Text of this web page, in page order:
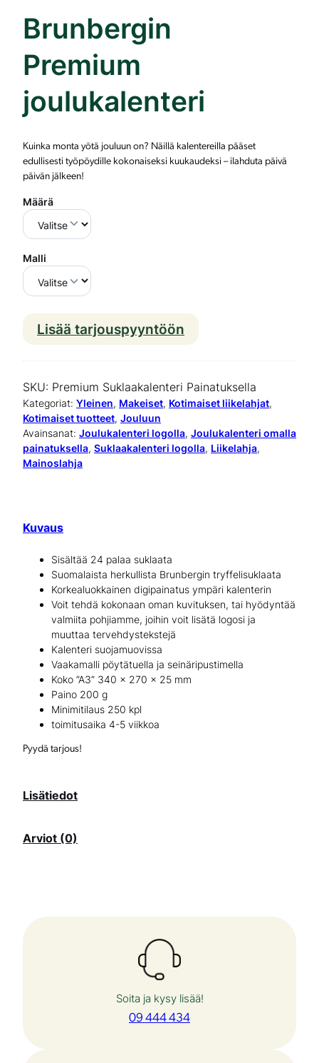
Brunbergin
Premium
joulukalenteri
Kuinka monta yötä jouluun on? Näillä kalentereilla pääset
edullisesti työpöydille kokonaiseksi kuukaudeksi – ilahduta päivä
päivän jälkeen!
Määrä
Malli
n
b
e
i
j
u
u
e
r
Lisää tarjouspyyntöön
SKU: Premium Suklaakalenteri Painatuksella
Kategoriat: Yleinen, Makeiset, Kotimaiset liikelahjat
Kotimaiset tuotteet, Jouluun
Avainsanat: Joulukalenteri logolla, Joulukalenteri omalla
painatuksella, Suklaakalenteri logolla, Liikelahja
Mainoslahja
Kuvaus
Sisältää 24 palaa suklaata
Suomalaista herkullista Brunbergin tryffelisuklaata
Korkealuokkainen digipainatus ympäri kalenterin
Voit tehdä kokonaan oman kuvituksen, tai hyödyntää
valmiita pohjiamme, joihin voit lisätä logosi ja
muuttaa tervehdystekstejä
Kalenteri suojamuovissa
Vaakamalli pöytätuella ja seinäripustimella
Koko ”A3” 340 x 270 x 25 mm
Paino 200 g
Minimitilaus 250 kpl
toimitusaika 4-5 viikkoa
Pyydä tarjous!
Lisätiedot
Arviot (0)
Soita ja kysy lisää!
09 444 434